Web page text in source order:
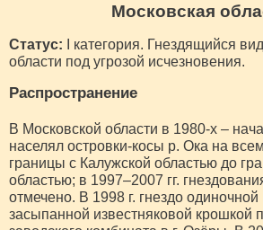
Московская
Статус: I категория. Гнездящийся
области под угрозой исчезновения.
Распространение
В Московской области в 1980-х –
населял островки-косы р. Ока на
границы с Калужской областью до
областью; в 1997–2007 гг.
отмечено. В 1998 г. гнездо
засыпанной известняковой крошкой